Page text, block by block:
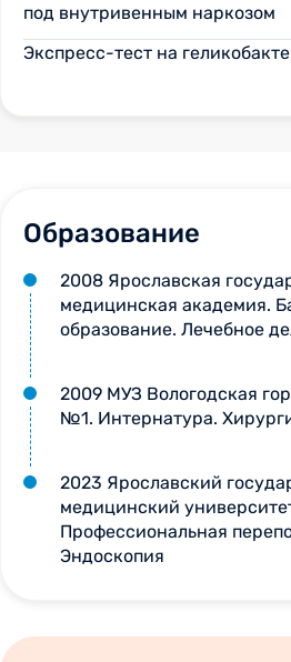
под внутривенным наркозом
Экспресс-тест на
Образование
2008 Ярославская
медицинская академия.
образование. Лечебное
2009 МУЗ Вологодская
№1. Интернатура.
2023 Ярославский
медицинский
Профессиональная
Эндоскопия